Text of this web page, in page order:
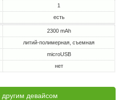
1
есть
2300 mAh
литий-полимерная, съемная
microUSB
нет
другим девайсом